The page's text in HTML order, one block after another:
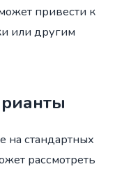
привести к
или другим
на стандартных
рассмотреть